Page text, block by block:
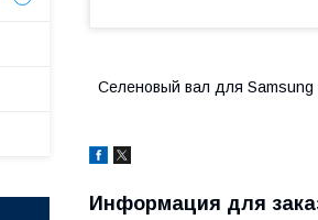
Селеновый вал для Samsung
Информация для